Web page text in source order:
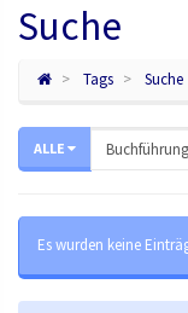
Suche
Tags Suche
ALLE
Es wurden keine